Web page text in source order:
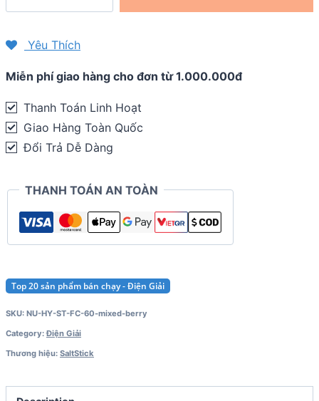
điện
SaltStick
Fastchews
(hộp
60
Yêu Thích
Miễn phí giao hàng cho đơn từ 1.000.000đ
Thanh Toán Linh Hoạt
Giao Hàng Toàn Quốc
Đổi Trả Dễ Dàng
THANH TOÁN AN TOÀN
Top 20 sản phẩm bán chạy - Điện Giải
SKU: NU-HY-ST-FC-60-mixed-berry
Category:Điện Giải
Thương hiệu: SaltStick